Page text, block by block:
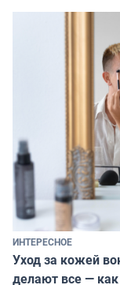
ИНТЕРЕСНОЕ
Уход за кожей
делают все —